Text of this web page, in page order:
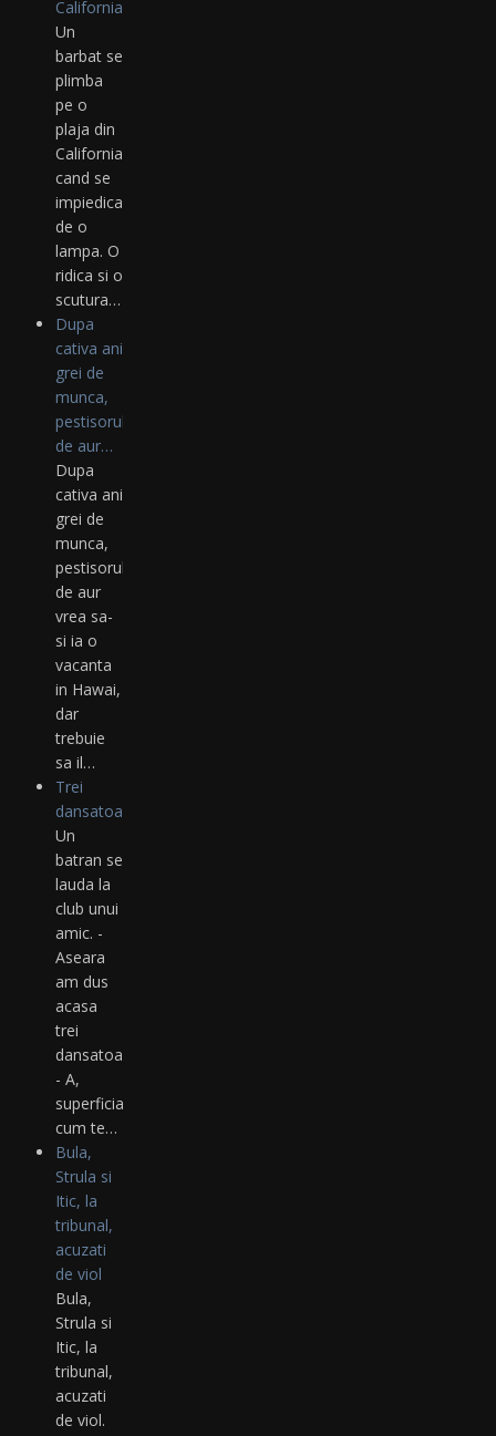
California
Un
barbat se
plimba
pe o
plaja din
California
cand se
impiedica
de o
lampa. O
ridica si o
scutura…
Dupa
cativa ani
grei de
munca,
pestisorul
de aur…
Dupa
cativa ani
grei de
munca,
pestisorul
de aur
vrea sa-
si ia o
vacanta
in Hawai,
dar
trebuie
sa il…
Trei
dansatoare
Un
batran se
lauda la
club unui
amic. -
Aseara
am dus
acasa
trei
dansatoare...
- A,
superficial
cum te…
Bula,
Strula si
Itic, la
tribunal,
acuzati
de viol
Bula,
Strula si
Itic, la
tribunal,
acuzati
de viol.